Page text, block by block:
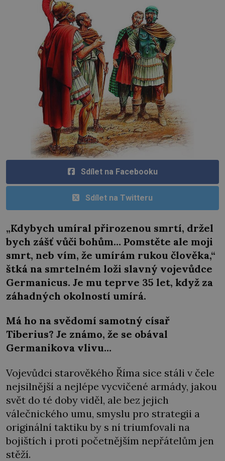
Sdílet na Facebooku
Sdílet na Twitteru
„Kdybych umíral přirozenou smrtí, držel
bych zášť vůči bohům… Pomstěte ale moji
smrt, neb vím, že umírám rukou člověka,“
štká na smrtelném loži slavný vojevůdce
Germanicus. Je mu teprve 35 let, když za
záhadných okolností umírá.
Má ho na svědomí samotný císař
Tiberius? Je známo, že se obával
Germanikova vlivu…
Vojevůdci starověkého Říma sice stáli v čele
nejsilnější a nejlépe vycvičené armády, jakou
svět do té doby viděl, ale bez jejich
válečnického umu, smyslu pro strategii a
originální taktiku by s ní triumfovali na
bojištích i proti početnějším nepřátelům jen
stěží.